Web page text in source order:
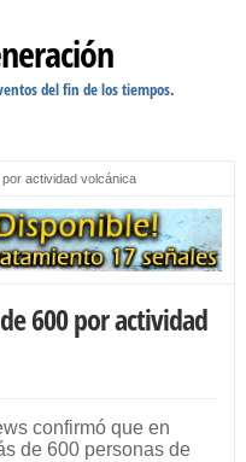
del fin de los tiempos.
actividad volcánica
600 por actividad
confirmó que en
de 600 personas de